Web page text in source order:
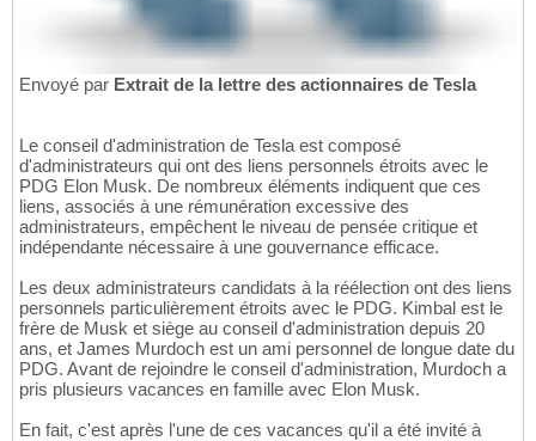
Envoyé par Extrait de la lettre des actionnaires de Tesla
Le conseil d'administration de Tesla est composé
d'administrateurs qui ont des liens personnels étroits avec le
PDG Elon Musk. De nombreux éléments indiquent que ces
liens, associés à une rémunération excessive des
administrateurs, empêchent le niveau de pensée critique et
indépendante nécessaire à une gouvernance efficace.
Les deux administrateurs candidats à la réélection ont des liens
personnels particulièrement étroits avec le PDG. Kimbal est le
frère de Musk et siège au conseil d'administration depuis 20
ans, et James Murdoch est un ami personnel de longue date du
PDG. Avant de rejoindre le conseil d'administration, Murdoch a
pris plusieurs vacances en famille avec Elon Musk.
En fait, c'est après l'une de ces vacances qu'il a été invité à